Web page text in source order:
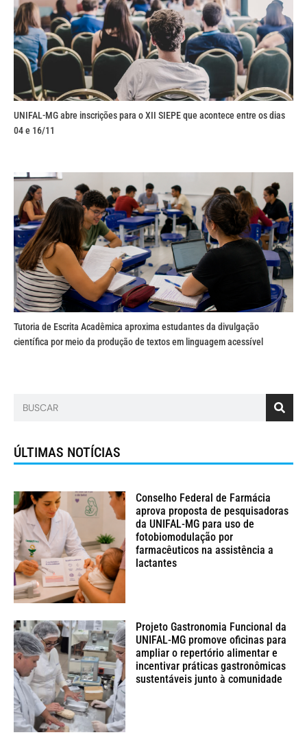
UNIFAL-MG abre inscrições para o XII SIEPE que acontece entre os dias
04 e 16/11
Tutoria de Escrita Acadêmica aproxima estudantes da divulgação
científica por meio da produção de textos em linguagem acessível
ÚLTIMAS NOTÍCIAS
Conselho Federal de Farmácia
aprova proposta de pesquisadoras
da UNIFAL-MG para uso de
fotobiomodulação por
farmacêuticos na assistência a
lactantes
Projeto Gastronomia Funcional da
UNIFAL-MG promove oficinas para
ampliar o repertório alimentar e
incentivar práticas gastronômicas
sustentáveis junto à comunidade